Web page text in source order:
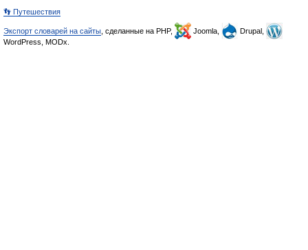
👣 Путешествия
Экспорт словарей на сайты , сделанные на PHP, Joomla,
Drupal,
WordPress, MODx.